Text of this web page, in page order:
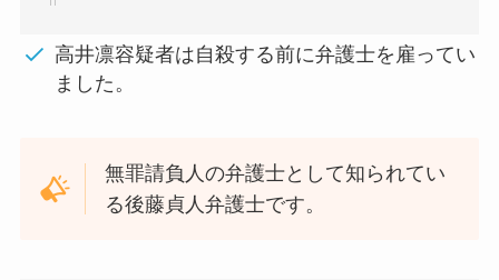
高井凛容疑者は自殺する前に弁護士を雇ってい
ました。
無罪請負人の弁護士として知られてい
る後藤貞人弁護士です。